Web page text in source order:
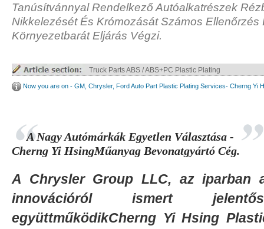
Tanúsítvánnyal Rendelkező Autóalkatrészek
Nikkelezését És Krómozását Számos Ellenőrzés
Környezetbarát Eljárás Végzi.
Truck Parts ABS / ABS+PC Plastic Plating
Now you are on - GM, Chrysler, Ford Auto Part Plastic Plating Services- Cherng Yi
A Nagy Autómárkák Egyetlen Választása -
Cherng Yi HsingMűanyag Bevonatgyártó Cég.
A Chrysler Group LLC, az iparban
innovációról ismert
együttműködikCherng Yi Hsing